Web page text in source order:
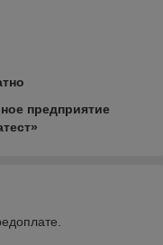
предприятие